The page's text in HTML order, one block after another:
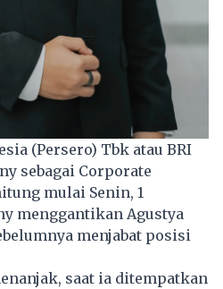
(Persero) Tbk atau BRI
sebagai Corporate
mulai Senin, 1
menggantikan Agustya
menjabat posisi
saat ia ditempatkan